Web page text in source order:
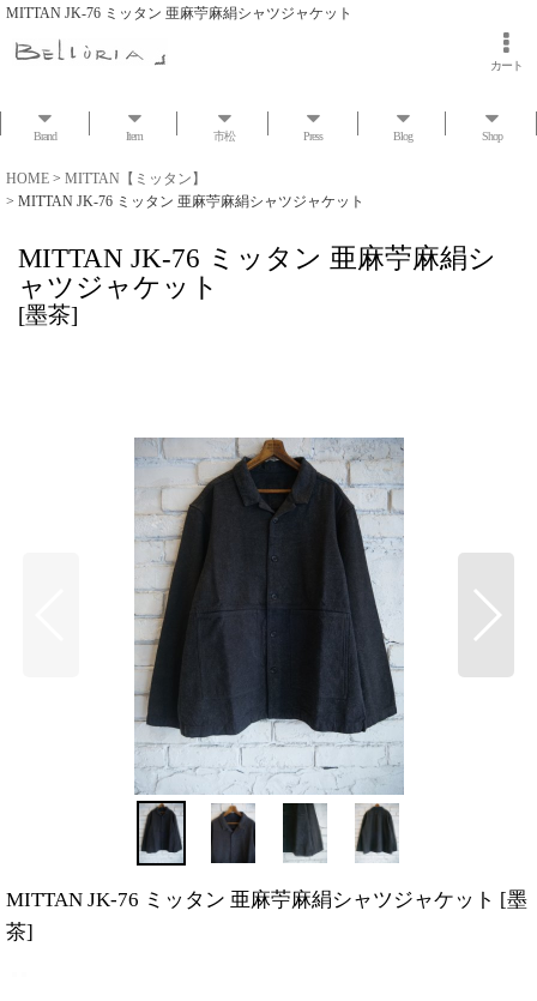
MITTAN JK-76 ミッタン 亜麻苧麻絹シャツジャケット
カート
Brand Item 市松 Press Blog Shop
HOME > MITTAN【ミッタン】
> MITTAN JK-76 ミッタン 亜麻苧麻絹シャツジャケット
MITTAN JK-76 ミッタン 亜麻苧麻絹シ
ャツジャケット
[墨茶]
MITTAN JK-76 ミッタン 亜麻苧麻絹シャツジャケット [墨
茶]